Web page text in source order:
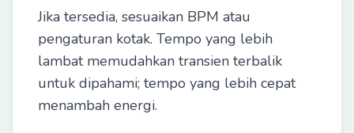
Jika tersedia, sesuaikan BPM atau
pengaturan kotak. Tempo yang lebih
lambat memudahkan transien terbalik
untuk dipahami; tempo yang lebih cepat
menambah energi.